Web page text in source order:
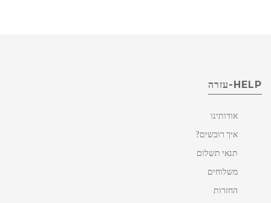
HELP-עזרה
אודותינו
איך רוכשים?
תנאי תשלום
משלוחים
החזרות